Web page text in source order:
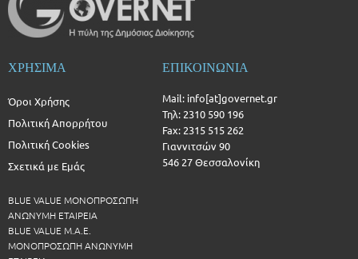
ΧΡΗΣΙΜΑ
Όροι Χρήσης
Πολιτική Απορρήτου
Πολιτική Cookies
Σχετικά με Εμάς
BLUE VALUE ΜΟΝΟΠΡΟΣΩΠΗ
ΑΝΩΝΥΜΗ ΕΤΑΙΡΕΙΑ
BLUE VALUE Μ.Α.Ε.
ΜΟΝΟΠΡΟΣΩΠΗ ΑΝΩΝΥΜΗ
ΕΠΙΚΟΙΝΩΝΙΑ
Mail: info[at]governet.gr
Τηλ: 2310 590 196
Fax: 2315 515 262
Γιαννιτσών 90
546 27 Θεσσαλονίκη